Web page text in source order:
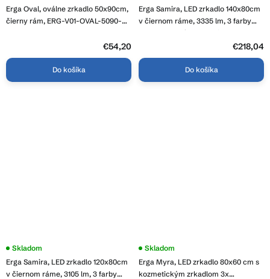
Erga Oval, oválne zrkadlo 50x90cm,
čierny rám, ERG-V01-OVAL-5090-
€54,20
Do košíka
Erga Samira, LED zrkadlo 140x80cm
v čiernom ráme, 3335 lm, 3 farby
svetla, predné osvetlenie, ERG-V01-
€218,04
Do košíka
Erga Samira, LED zrkadlo 120x80cm
v čiernom ráme, 3105 lm, 3 farby
Skladom
Erga Myra, LED zrkadlo 80x60 cm s
kozmetickým zrkadlom 3x
Skladom